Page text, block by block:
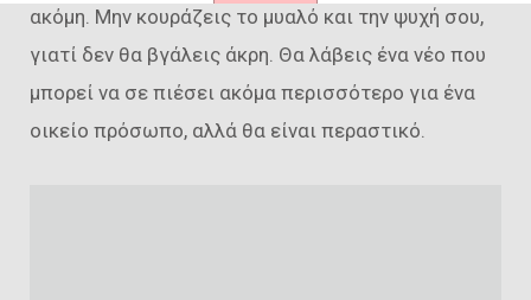
ακόμη. Μην κουράζεις το μυαλό και την ψυχή σου,
γιατί δεν θα βγάλεις άκρη. Θα λάβεις ένα νέο που
μπορεί να σε πιέσει ακόμα περισσότερο για ένα
οικείο πρόσωπο, αλλά θα είναι περαστικό.